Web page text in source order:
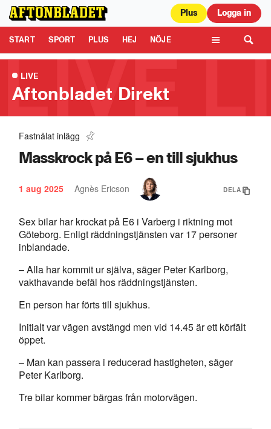
Plus Logga in
START SPORT PLUS HEJ NÖJE
Aftonbladet är en del av Schibsted Media. Schibsted News Media AB är
ansvarig för dina data på denna webbplats.Läs mer här
Tipsa oss
LIVE
Aftonbladet Direkt
Rysk "drönarsafari" - Civila jagas
0:48
Fastnålat inlägg
Masskrock på E6 – en till sjukhus
1 aug 2025 Agnès Ericson DELA
Sex bilar har krockat på E6 i Varberg i riktning mot
Göteborg. Enligt räddningstjänsten var 17 personer
inblandade.
– Alla har kommit ur själva, säger Peter Karlborg,
vakthavande befäl hos räddningstjänsten.
En person har förts till sjukhus.
Initialt var vägen avstängd men vid 14.45 är ett körfält
öppet.
– Man kan passera i reducerad hastigheten, säger
Peter Karlborg.
Tre bilar kommer bärgas från motorvägen.